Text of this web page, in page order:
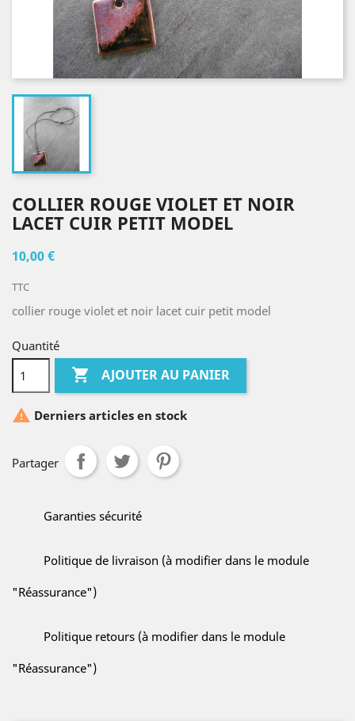
COLLIER ROUGE VIOLET ET NOIR
LACET CUIR PETIT MODEL
10,00 €
TTC
collier rouge violet et noir lacet cuir petit model
Quantité
 AJOUTER AU PANIER
 Derniers articles en stock
Partager
Garanties sécurité
Politique de livraison (à modifier dans le module
"Réassurance")
Politique retours (à modifier dans le module
"Réassurance")